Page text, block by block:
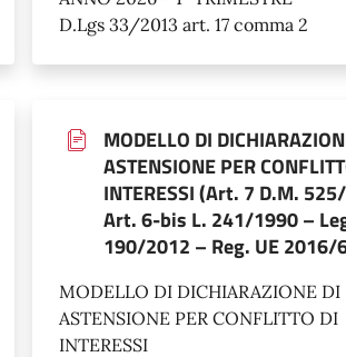
D.Lgs 33/2013 art. 17 comma 2
MODELLO DI
ASTENSIONE PER
INTERESSI (Art. 7 D.M.
Art. 6-bis L. 241/1990 –
190/2012 – Reg. UE 2016/
MODELLO DI DICHIARAZIONE DI
ASTENSIONE PER CONFLITTO DI
INTERESSI